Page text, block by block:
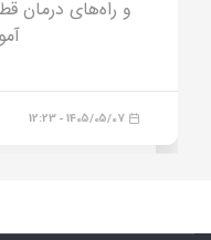
1405/04/23 - 16:44